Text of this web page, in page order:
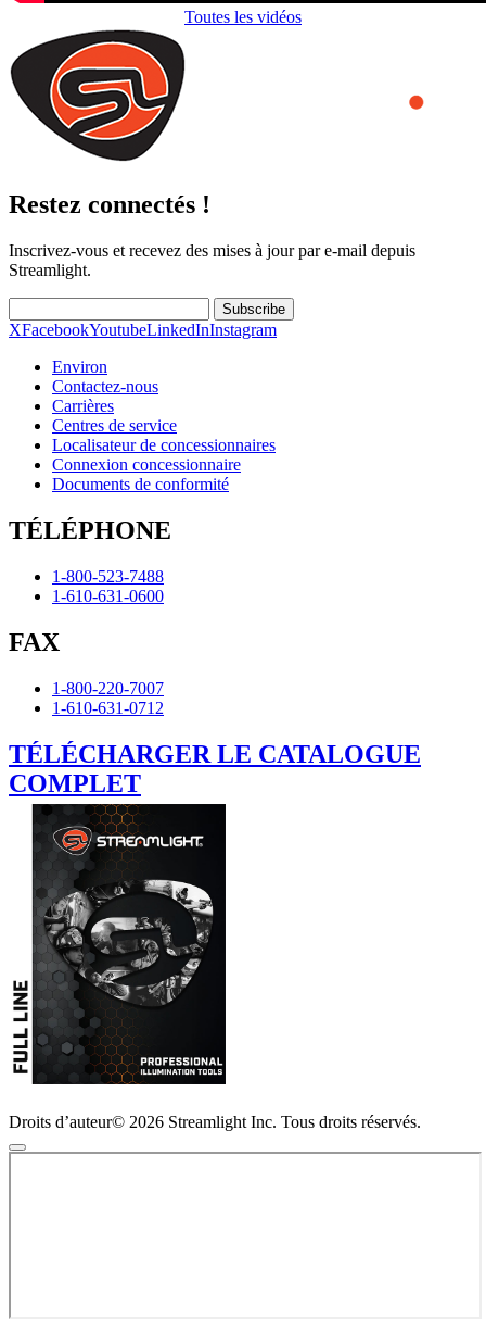
Toutes les vidéos
Restez connectés !
Inscrivez-vous et recevez des mises à jour par e-mail depuis
Streamlight.
Subscribe
XFacebookYoutubeLinkedInInstagram
Environ
Contactez-nous
Carrières
Centres de service
Localisateur de concessionnaires
Connexion concessionnaire
Documents de conformité
TÉLÉPHONE
1-800-523-7488
1-610-631-0600
FAX
1-800-220-7007
1-610-631-0712
TÉLÉCHARGER LE CATALOGUE
COMPLET
Droits d’auteur© 2026 Streamlight Inc. Tous droits réservés.